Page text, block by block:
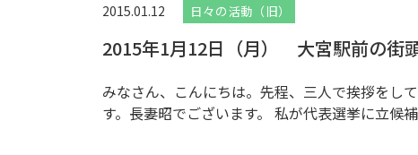
2015.01.12 日々の活動（旧）
2015年1月12日（月） 大宮駅前の街
みなさん、こんにちは。先程、三人で挨拶をし
す。長妻昭でございます。 私が代表選挙に立